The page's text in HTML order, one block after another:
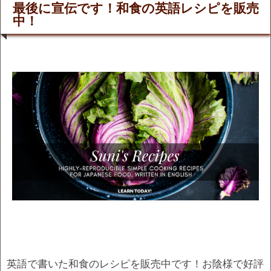
最後に宣伝です！和食の英語レシピを販売
中！
英語で書いた和食のレシピを販売中です！お陰様で好評